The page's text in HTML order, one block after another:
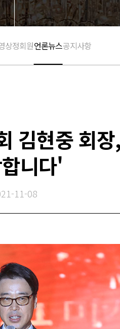
상정회원언론뉴스공지사항
김현중 회
합니다'
11-08